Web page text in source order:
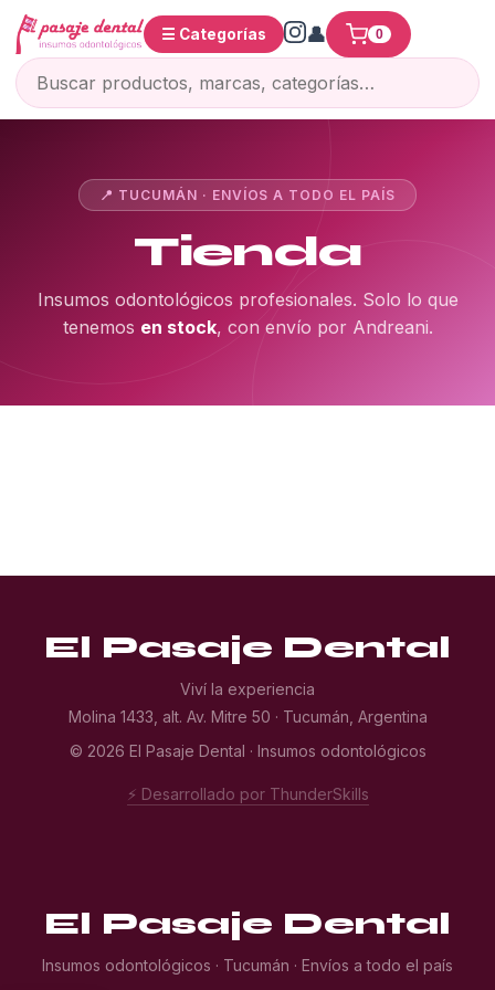
☰ Categorías 0
📍 TUCUMÁN · ENVÍOS A TODO EL PAÍS
Tienda
Insumos odontológicos profesionales. Solo lo que
tenemos en stock, con envío por Andreani.
El Pasaje Dental
Viví la experiencia
Molina 1433, alt. Av. Mitre 50 · Tucumán, Argentina
© 2026 El Pasaje Dental · Insumos odontológicos
⚡ Desarrollado por ThunderSkills
El Pasaje Dental
Insumos odontológicos · Tucumán · Envíos a todo el país